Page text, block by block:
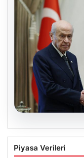
06.08.2026
Bahçeli ile
Piyasa Verileri